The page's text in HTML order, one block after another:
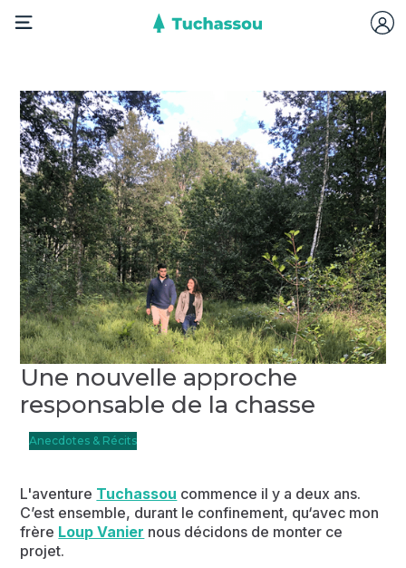
Une nouvelle approche
responsable de la chasse
Anecdotes & Récits
L'aventure Tuchassou commence il y a deux ans.
C’est ensemble, durant le confinement, qu‘avec mon
frère Loup Vanier nous décidons de monter ce
projet.